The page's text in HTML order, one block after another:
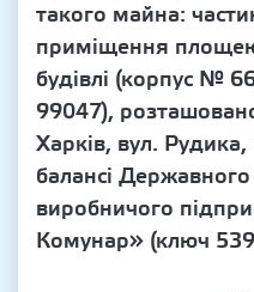
такого майна:
приміщення
будівлі (корпус №
99047),
Харків, вул.
балансі
виробничого
Комунар» (ключ